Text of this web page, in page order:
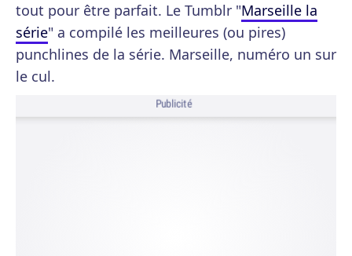
tout pour être parfait. Le Tumblr "Marseille la
série" a compilé les meilleures (ou pires)
punchlines de la série. Marseille, numéro un sur
le cul.
Publicité